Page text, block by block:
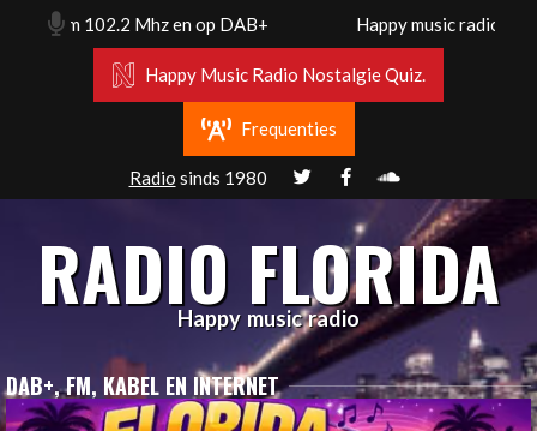
Fm 102.2 Mhz en op DAB+ Happy music radio.
Happy Music Radio Nostalgie Quiz.
Frequenties
Radio sinds 1980
RADIO FLORIDA
Happy music radio
DAB+, FM, KABEL EN INTERNET